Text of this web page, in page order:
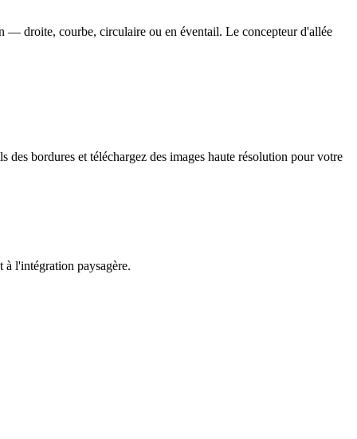
— droite, courbe, circulaire ou en éventail. Le concepteur d'allée
bordures et téléchargez des images haute résolution pour votre
l'intégration paysagère.